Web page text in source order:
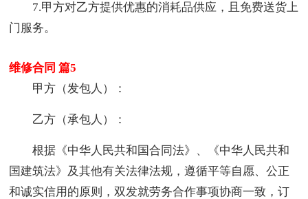
7.甲方对乙方提供优惠的消耗品供应，且免费送货上
门服务。
维修合同 篇5
甲方（发包人）：
乙方（承包人）：
根据《中华人民共和国合同法》、《中华人民共和
国建筑法》及其他有关法律法规，遵循平等自愿、公正
和诚实信用的原则，双发就劳务合作事项协商一致，订